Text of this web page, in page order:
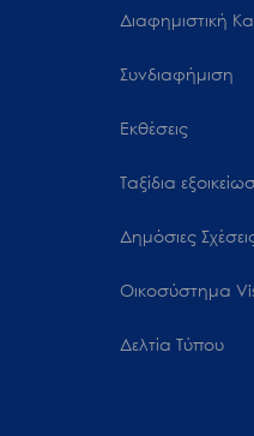
Διαφημιστική
Συνδιαφήμιση
Εκθέσεις
Ταξίδια
Δημόσιες
Oικοσύστημα
Δελτία Τύπου